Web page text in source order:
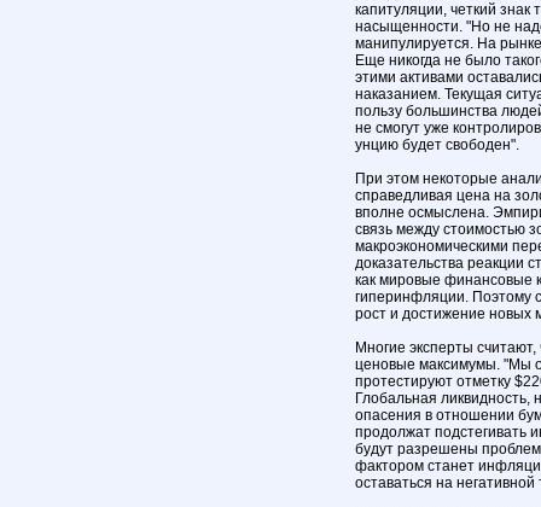
капитуляции, четкий
насыщенности. "Но не
манипулируется. На
Еще никогда не было
этими активами
наказанием. Текущая
пользу большинства
не смогут уже
унцию будет свободен".
При этом некоторые
справедливая цена на
вполне осмыслена.
связь между стоимостью
макроэкономическими
доказательства реакции
как мировые финансовые
гиперинфляции. Поэтому
рост и достижение новых
Многие эксперты
ценовые максимумы. "Мы
протестируют отметку
Глобальная
опасения в отношении
продолжат подстегивать
будут разрешены
фактором станет
оставаться на